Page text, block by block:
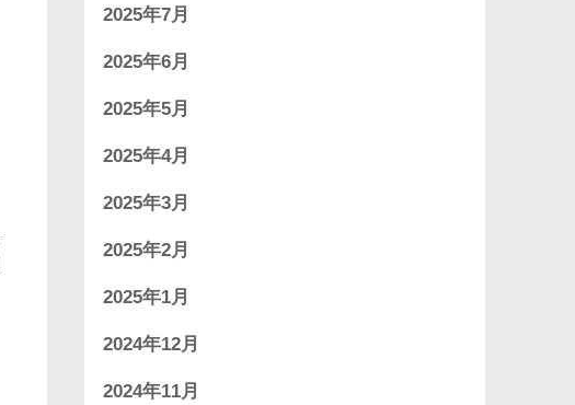
2025年7月
2025年6月
2025年5月
2025年4月
2025年3月
2025年2月
2025年1月
2024年12月
2024年11月